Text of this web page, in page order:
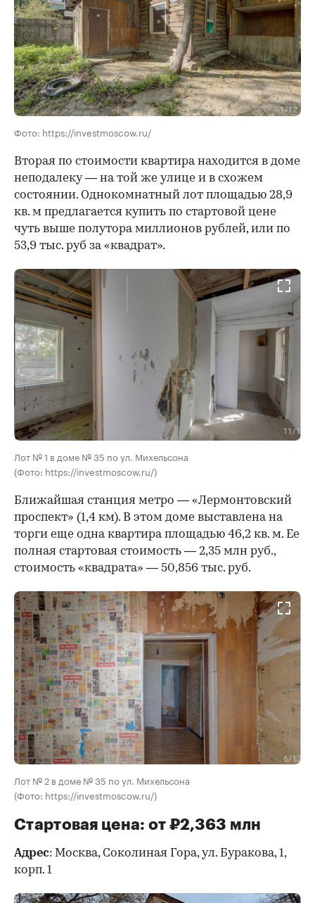
Фото: https://investmoscow.ru/
Вторая по стоимости квартира находится в доме
неподалеку — на той же улице и в схожем
состоянии. Однокомнатный лот площадью 28,9
кв. м предлагается купить по стартовой цене
чуть выше полутора миллионов рублей, или по
53,9 тыс. руб за «квадрат».
Лот № 1 в доме № 35 по ул. Михельсона
(Фото: https://investmoscow.ru/)
Ближайшая станция метро — «Лермонтовский
проспект» (1,4 км). В этом доме выставлена на
торги еще одна квартира площадью 46,2 кв. м. Ее
полная стартовая стоимость — 2,35 млн руб.,
стоимость «квадрата» — 50,856 тыс. руб.
Лот № 2 в доме № 35 по ул. Михельсона
(Фото: https://investmoscow.ru/)
Стартовая цена: от ₽2,363 млн
Адрес: Москва, Соколиная Гора, ул. Буракова, 1,
корп. 1